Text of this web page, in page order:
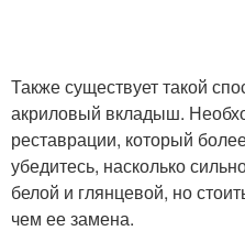
Также существует такой
акриловый вкладыш.
реставрации, который
убедитесь, насколько
белой и глянцевой, но
чем ее замена.